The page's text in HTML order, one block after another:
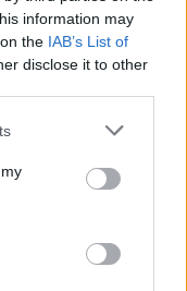
information may
the IAB’s List of
disclose it to other
00:00:30
dviejų moterų ir